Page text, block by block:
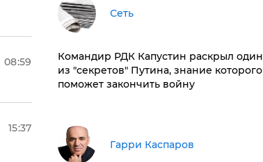
08:59
15:37
Сеть
Командир РДК Капустин раскрыл один
из "секретов" Путина, знание которого
поможет закончить войну
Гарри Каспаров